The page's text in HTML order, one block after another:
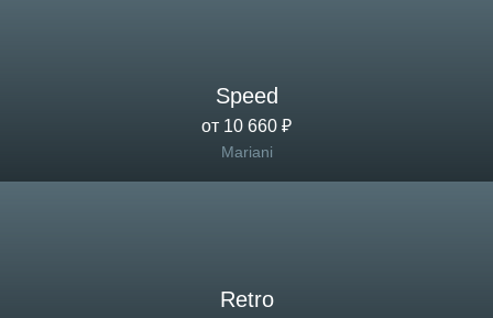
Speed
от 10 660 ₽
Mariani
Retro